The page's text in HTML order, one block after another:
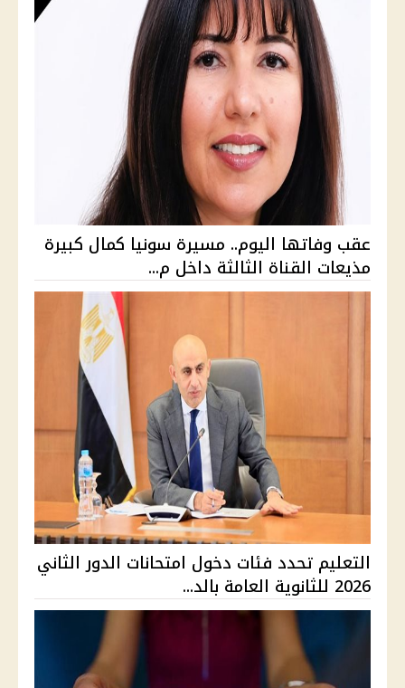
عقب وفاتها اليوم.. مسيرة سونيا كمال كبيرة
مذيعات القناة الثالثة داخل م...
التعليم تحدد فئات دخول امتحانات الدور الثاني
2026 للثانوية العامة بالد...